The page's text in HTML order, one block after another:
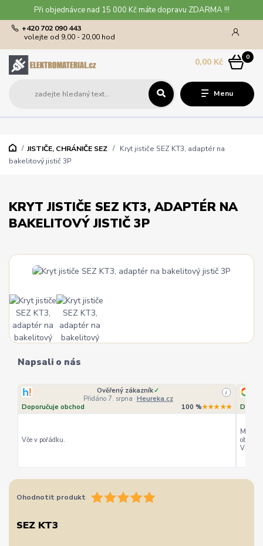
Při objednávce nad 15 000 Kč máte dopravu ZDARMA !!!
Menu
+420 702 090 443
volejte od 9,00 - 20,00 hod
0
0,00 Kč
JISTIČE, CHRÁNIČE SEZ
Kryt jističe SEZ KT3, adaptér na
bakelitový jistič 3P
KRYT JISTIČE SEZ KT3, ADAPTÉR NA
BAKELITOVÝ JISTIČ 3P
Napsali o nás
Ověřený zákazník✓
Přidáno 7. srpna · Heureka.cz
i
Doporučuje obchod 100 %★★★★★
Vče v pořádku.
Můžu
Vřele
Ohodnotit produkt
SEZ KT3